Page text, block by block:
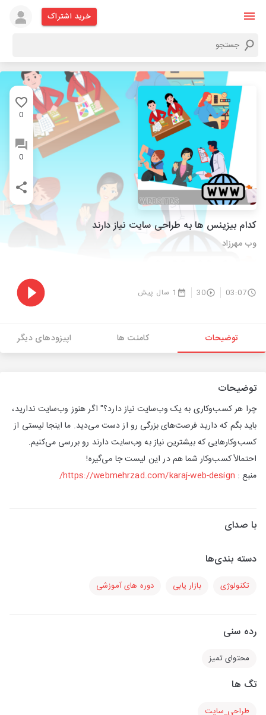
خرید اشتراک
0
0
کدام بیزینس ها به طراحی سایت نیاز دارند
وب مهرزاد
03:07
30 1 سال پیش
توضیحات کامنت ها اپیزودهای دیگر
توضیحات
چرا هر کسب‌وکاری به یک وب‌سایت نیاز دارد؟" اگر هنوز وب‌سایت ندارید،
باید بگم که دارید فرصت‌های بزرگی رو از دست می‌دید. ما اینجا لیستی از
کسب‌وکارهایی که بیشترین نیاز به وب‌سایت دارند رو بررسی می‌کنیم.
احتمالاً کسب‌وکار شما هم در این لیست جا می‌گیره!
منبع : https://webmehrzad.com/karaj-web-design/
با صدای
دسته بندی‌ها
تکنولوژی بازار یابی دوره های آموزشی
رده سنی
محتوای تمیز
تگ ها
طراحی_سایت